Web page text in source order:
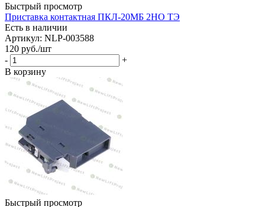
Быстрый просмотр
Приставка контактная ПКЛ-20МБ 2НО ТЭ
Есть в наличии
Артикул: NLP-003588
120 руб./шт
-
+
В корзину
Быстрый просмотр